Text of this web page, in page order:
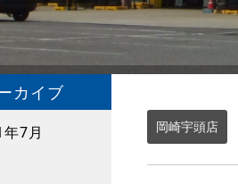
カイブ
7月 岡崎宇頭店